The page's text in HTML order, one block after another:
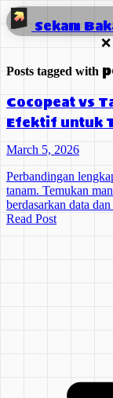
Sekam
❌
Posts tagged with
Cocopeat vs
Efektif untuk
March 5, 2026
Perbandingan
tanam. Temukan
berdasarkan data
Read Post